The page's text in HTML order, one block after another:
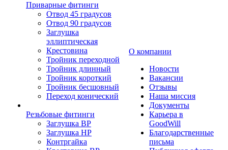
Приварные фитинги
Отвод 45 градусов
Отвод 90 градусов
Заглушка
эллиптическая
Крестовина
Тройник переходной
Тройник длинный
Тройник короткий
Тройник бесшовный
Переход конический
Резьбовые фитинги
Заглушка ВР
Заглушка НР
Контргайка
О компании
Новости
Вакансии
Отзывы
Наша миссия
Документы
Карьера в
GoodWill
Благодарственные
письма